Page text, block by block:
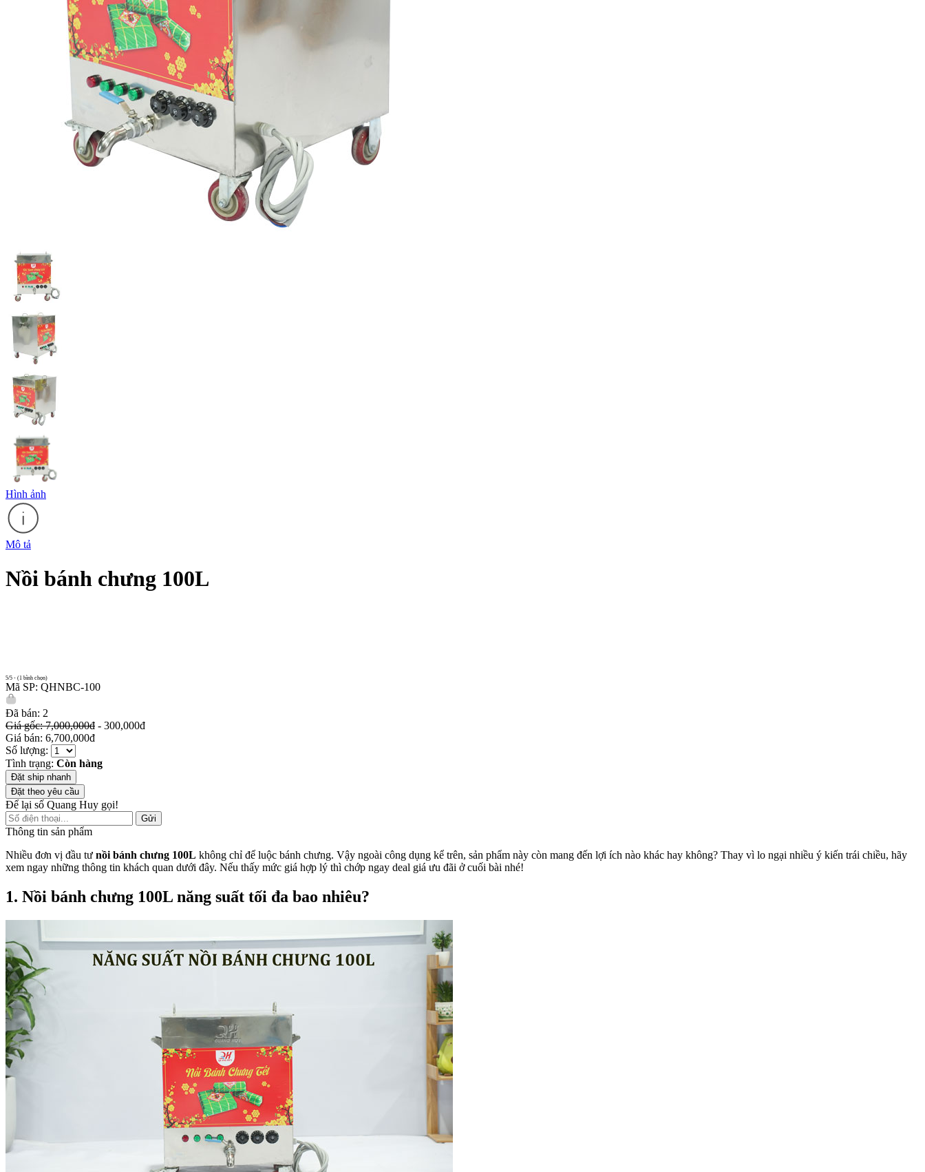
Hình ảnh
Mô tả
Nồi bánh chưng 100L
5/5 - (1 bình chọn)
Mã SP: QHNBC-100
Đã bán: 2
Giá gốc: 7,000,000đ - 300,000đ
Giá bán: 6,700,000đ
Số lượng:
Tình trạng: Còn hàng
Đặt ship nhanh
Đặt theo yêu cầu
Để lại số Quang Huy gọi!
Gửi
Thông tin sản phẩm
Nhiều đơn vị đầu tư nồi bánh chưng 100L không chỉ để luộc bánh chưng. Vậy ngoài công dụng kể trên, sản phẩm này còn mang đến lợi ích nào khác hay không? Thay vì lo ngại nhiều ý kiến trái chiều, hãy
xem ngay những thông tin khách quan dưới đây. Nếu thấy mức giá hợp lý thì chớp ngay deal giá ưu đãi ở cuối bài nhé!
1. Nồi bánh chưng 100L năng suất tối đa bao nhiêu?